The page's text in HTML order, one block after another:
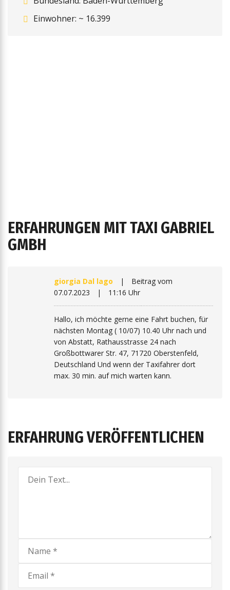
Einwohner: ~ 16.399
ERFAHRUNGEN MIT TAXI GABRIEL
GMBH
giorgia Dal lago |
Beitrag vom
07.07.2023
| 11:16 Uhr
Hallo, ich möchte gerne eine Fahrt buchen, für
nächsten Montag ( 10/07) 10.40 Uhr nach und
von Abstatt, Rathausstrasse 24 nach
Großbottwarer Str. 47, 71720 Oberstenfeld,
Deutschland Und wenn der Taxifahrer dort
max. 30 min. auf mich warten kann.
ERFAHRUNG VERÖFFENTLICHEN